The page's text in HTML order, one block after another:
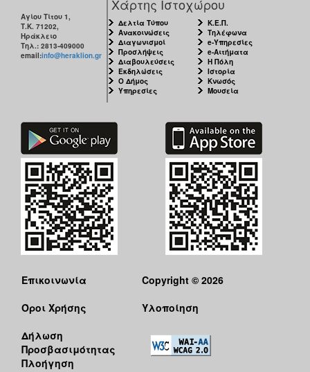
Αγίου Τίτου 1,
Τ.Κ. 71202,
Ηράκλειο
Τηλ.: 2813-409000
email:info@heraklion.gr
Χάρτης Ιστοχώρου
Δελτία Τύπου
Ανακοινώσεις
Διαγωνισμοί
Προσλήψεις
Διαβουλεύσεις
Εκδηλώσεις
Ο Δήμος
Υπηρεσίες
Κ.Ε.Π.
Τηλέφωνα
e-Υπηρεσίες
e-Αιτήματα
Η Πόλη
Ιστορία
Κνωσός
Μουσεία
Επικοινωνία
Όροι Χρήσης
Δήλωση
Προσβασιμότητας
Πλοήγηση
Copyright © 2026
Υλοποίηση